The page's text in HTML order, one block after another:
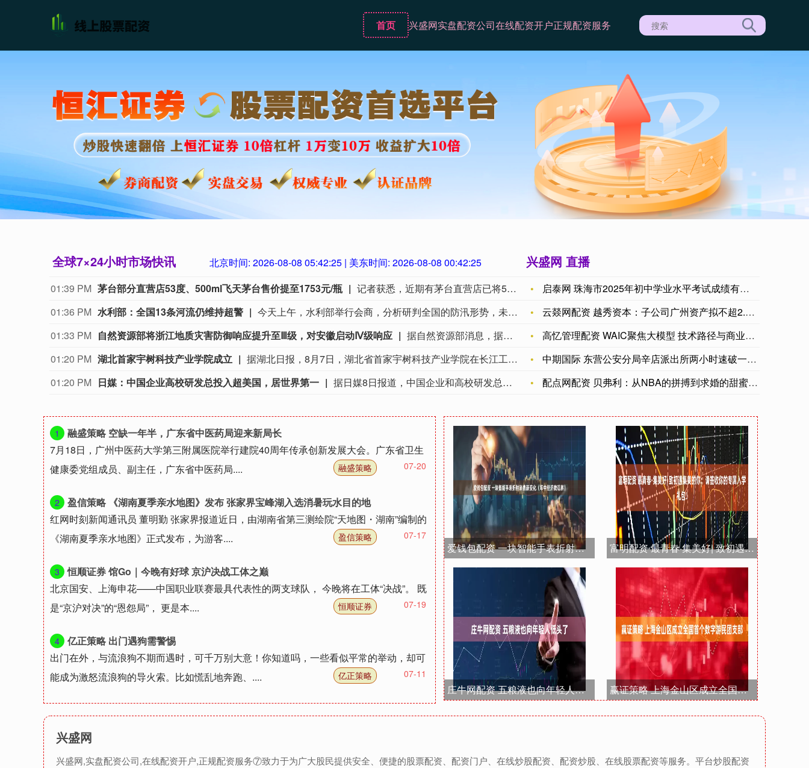
首页 兴盛网实盘配资公司在线配资开户正规配资服务
全球7×24小时市场快讯 北京时间: 2026-08-08 05:42:26 | 美东时间: 2026-08-08 00:42:26
01:39 PM 茅台部分直营店53度、500ml飞天茅台售价提至1753元/瓶
记者获悉，近期有茅台直营店已将53度、500ml飞天茅台售价提升至1753元/瓶，高于i茅台1639元/瓶的售价。“这个价格（1753元/瓶）今天已经没有货了，你可以明天再来问一下。”一位茅台直营店人士对记者表示，除普茅外，马年生肖茅台酒（经典版）和精品茅台价格也有所上调。今年7月下旬，茅台多地直营店已将普茅售价提至1719元/瓶。 (财联社)
01:36 PM 水利部：全国13条河流仍维持超警
今天上午，水利部举行会商，分析研判全国的防汛形势，未来三天钱塘江、甬江、椒江、水阳江可能发生编号洪水。截至8月8日9时，黑龙江、内蒙古、河北、云南等地13条河流仍维持超警。8月8日至10日，受降雨影响，钱塘江、甬江、椒江、水阳江可能发生编号洪水，暴雨区内部分中小河流可能发生超警洪水；受上游来水影响，黑龙江干流抚远江段将超警，松花江干流及支流呼兰河、黑龙江干流同江至勤得利江段将维持超警。
01:33 PM 自然资源部将浙江地质灾害防御响应提升至Ⅲ级，对安徽启动Ⅳ级响应
据自然资源部消息，据气象部门预测和自然资源部地质灾害技术指导中心研判，受台风“白海豚”影响，未来三天，浙江东部、安徽西部等地局部地区发生地质灾害的风险高。自然资源部于8月8日12时对安徽启动地质灾害防御IV级响应，将浙江地质灾害防御响应等级由IV级提升为Ⅲ级，派出司局级同志带队的工作组赴浙江指导地质灾害防范应对工作。自然资源部要求浙江和安徽两省自然资源主管部门增强风险意识和忧患意识、强化底线思维和极限思维，密切关注台风路径和发展动向，高度重视本次台风强降雨过程地质灾害防范应对，及时组织开展巡查排查，切实做好监测预警、会商研判、灾险情处置和值班值守、信息报送等工作；中国地质调查局、自然资源部地质灾害技术指导中心加强会商研判和驻守专家调度，全力协助地方做好地质灾害防御工作。
01:20 PM 湖北首家宇树科技产业学院成立
据湖北日报，8月7日，湖北省首家宇树科技产业学院在长江工程职业技术学院成立。据悉，“宇树科技产业学院”由宇树科技股份有限公司与长江工程职业技术学院共建，实行“企业专家任院长、校内教授任执行副院长”双院长制管理架构，聚焦机器人调试、运维、技术支持等市场紧缺岗位，精准培育紧缺人才。
01:20 PM 日媒：中国企业高校研发总投入超美国，居世界第一 据日媒8日报道，中国企业和高校研发总投入已超过美国，位居世界第一。 据报道，日本文部科学省7日发布的“2026年科技指标”显示，中国2024年的研发投入同比增长13.1%，达到97.1万亿日元；美国2024年研发投入为95.3万亿日元，同比增长6.7%；日本以22.1万亿日元位列第三，同比增长8.4%。 《日本经济新闻》指出，2017年，中国发表的科研论文数量超过美国，位居世界第一。2018年，中国在被引次数排名前10%的高质量论文数量方面也位居榜首。此外，自2019年以来，在被引次数排名前1%的质量更高的论文数量方面，中国一直保持领先地位。 报道称，此次，中国在研发总支出方面也超过了美国。“中国在全球科研领域的领先地位已毋庸置疑。”（中新网）
兴盛网 直播
启泰网 珠海市2025年初中学业水平考试成绩有关工作安排发布
云燚网配资 越秀资本：子公司广州资产拟不超2.04亿元买入越
高忆管理配资 WAIC聚焦大模型 技术路径与商业落地何去何从
中期国际 东营公安分局辛店派出所两小时速破一起入室盗窃案
配点网配资 贝弗利：从NBA的拼搏到求婚的甜蜜，完美人生的赢
1
融盛策略 空缺一年半，广东省中医药局迎来新局长
7月18日，广州中医药大学第三附属医院举行建院40周年传承创新发展大会。广东省卫生
健康委党组成员、副主任，广东省中医药局....
07-20
融盛策略
2
盈信策略 《湖南夏季亲水地图》发布 张家界宝峰湖入选消暑玩水目的地
红网时刻新闻通讯员 董明勤 张家界报道近日，由湖南省第三测绘院“天地图・湖南”编制的
《湖南夏季亲水地图》正式发布，为游客....
07-17
盈信策略
3
恒顺证券 馆Go｜今晚有好球 京沪决战工体之巅
北京国安、上海申花——中国职业联赛最具代表性的两支球队， 今晚将在工体“决战”。 既
是“京沪对决”的“恩怨局”， 更是本....
07-19
恒顺证券
4
亿正策略 出门遇狗需警惕
出门在外，与流浪狗不期而遇时，可千万别大意！你知道吗，一些看似平常的举动，却可
能成为激怒流浪狗的导火索。比如慌乱地奔跑、....
07-11
亿正策略
爱钱包配资 一块智能手表折射消费新变化（年中经济微观察） 富明配资 最青春·集美好| 致初遇集美的你：请签收你的专属入学礼包！
庄牛网配资 五粮液也向年轻人低头了 赢证策略 上海金山区成立全国首个数字游民团支部
兴盛网
兴盛网,实盘配资公司,在线配资开户,正规配资服务⑦致力于为广大股民提供安全、便捷的股票配资、配资门户、在线炒股配资、配资炒股、在线股票配资等服务。平台炒股配资